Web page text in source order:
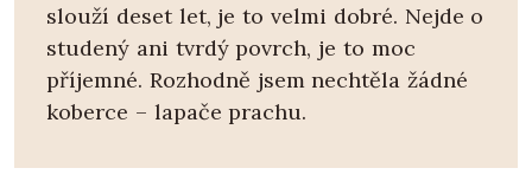
slouží deset let, je to velmi dobré. Nejde o
studený ani tvrdý povrch, je to moc
příjemné. Rozhodně jsem nechtěla žádné
koberce – lapače prachu.